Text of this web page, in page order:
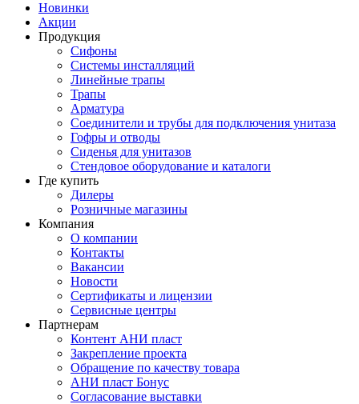
Новинки
Акции
Продукция
Сифоны
Системы инсталляций
Линейные трапы
Трапы
Арматура
Соединители и трубы для подключения унитаза
Гофры и отводы
Сиденья для унитазов
Стендовое оборудование и каталоги
Где купить
Дилеры
Розничные магазины
Компания
О компании
Контакты
Вакансии
Новости
Сертификаты и лицензии
Сервисные центры
Партнерам
Контент АНИ пласт
Закрепление проекта
Обращение по качеству товара
АНИ пласт Бонус
Согласование выставки